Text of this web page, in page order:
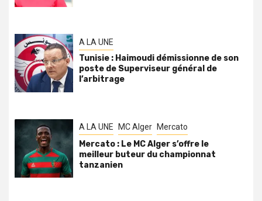
A LA UNE
Tunisie : Haimoudi démissionne de son
poste de Superviseur général de
l’arbitrage
A LA UNE MC Alger Mercato
Mercato : Le MC Alger s’offre le
meilleur buteur du championnat
tanzanien